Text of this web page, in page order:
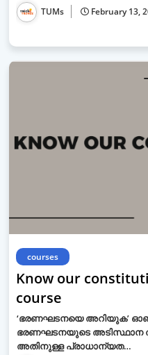
TUMs February 13,
courses
Know our
course
‘ഭരണഘടനയെ അറിയുക’
ഭരണഘടനയുടെ അടിസ്ഥാന
അതിനുള്ള പ്രാധാന്യത…